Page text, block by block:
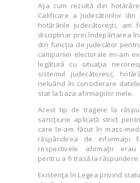
Aşa cum rezultă din
Calificare a Judecătorilor din
hotărârile judecătoreşti, am
disciplinar prin îndepărtarea
din funcţia de judecător
campaniei electorale mi-am
legătură cu situaţia
sistemul judecătoresc,
neluând în considerare
stat la baza afirmaţiilor mele.
Acest tip de tragere la
sancţiune aplicată strict
care le-am făcut în mass-
răspândirea de informaţii
respectivele afirmaţii
pentru a fi trasă la răspundere
Existenţa în Legea privind